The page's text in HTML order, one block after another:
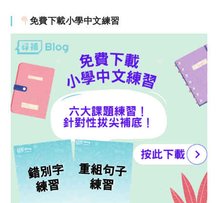
免費下載小學中文練習